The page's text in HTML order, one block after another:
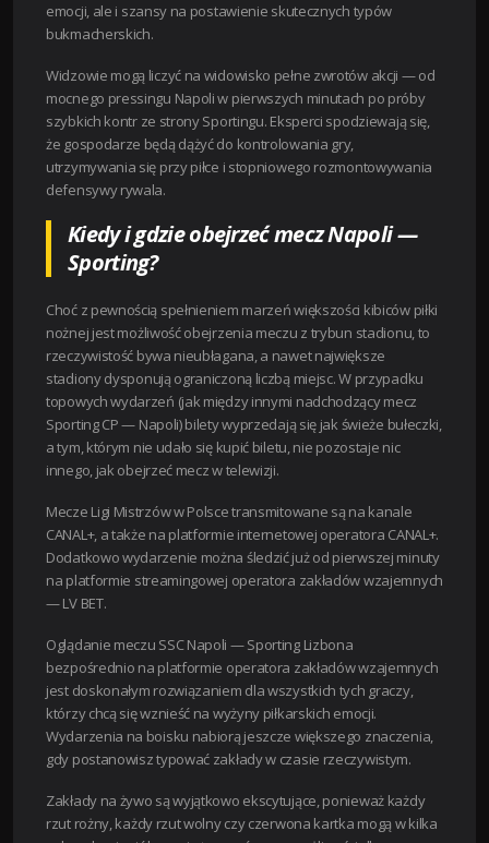
emocji, ale i szansy na postawienie skutecznych typów
bukmacherskich.
Widzowie mogą liczyć na widowisko pełne zwrotów akcji — od
mocnego pressingu Napoli w pierwszych minutach po próby
szybkich kontr ze strony Sportingu. Eksperci spodziewają się,
że gospodarze będą dążyć do kontrolowania gry,
utrzymywania się przy piłce i stopniowego rozmontowywania
defensywy rywala.
Kiedy i gdzie obejrzeć mecz Napoli —
Sporting?
Choć z pewnością spełnieniem marzeń większości kibiców piłki
nożnej jest możliwość obejrzenia meczu z trybun stadionu, to
rzeczywistość bywa nieubłagana, a nawet największe
stadiony dysponują ograniczoną liczbą miejsc. W przypadku
topowych wydarzeń (jak między innymi nadchodzący mecz
Sporting CP — Napoli) bilety wyprzedają się jak świeże bułeczki,
a tym, którym nie udało się kupić biletu, nie pozostaje nic
innego, jak obejrzeć mecz w telewizji.
Mecze Ligi Mistrzów w Polsce transmitowane są na kanale
CANAL+, a także na platformie internetowej operatora CANAL+.
Dodatkowo wydarzenie można śledzić już od pierwszej minuty
na platformie streamingowej operatora zakładów wzajemnych
— LV BET.
Oglądanie meczu SSC Napoli — Sporting Lizbona
bezpośrednio na platformie operatora zakładów wzajemnych
jest doskonałym rozwiązaniem dla wszystkich tych graczy,
którzy chcą się wznieść na wyżyny piłkarskich emocji.
Wydarzenia na boisku nabiorą jeszcze większego znaczenia,
gdy postanowisz typować zakłady w czasie rzeczywistym.
Zakłady na żywo są wyjątkowo ekscytujące, ponieważ każdy
rzut rożny, każdy rzut wolny czy czerwona kartka mogą w kilka